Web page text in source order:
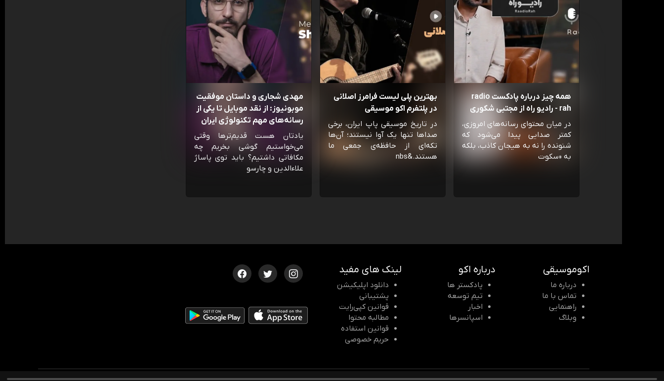
همه چیز درباره پادکست radio
rah - رادیو راه از مجتبی شکوری
در میان محتوای رسانه‌های امروزی،
کمتر صدایی پیدا می‌شود که
شنونده را نه به هیجان کاذب، بلکه
به «سکوت
بهترین پلی لیست فرامرز اصلانی
در پلتفرم اکو موسیقی
در تاریخ موسیقی پاپ ایران، برخی
صداها تنها یک آوا نیستند؛ آن‌ها
تکه‌ای از حافظه‌ی جمعی ما
هستند.&nbs
مهدی شجاری و داستان موفقیت
موبونیوز: از نقد موبایل تا یکی از
رسانه‌‌های مهم تکنولوژی ایران
یادتان هست قدیم‌ترها وقتی
می‌خواستیم گوشی بخریم چه
مکافاتی داشتیم؟ باید توی پاساژ
علاءالدین و چارسو
اکوموسیقی
درباره ما
تماس با ما
راهنمایی
وبلاگ
درباره اکو
پادکستر ها
تیم توسعه
اخبار
اسپانسرها
لینک های مفید
دانلود اپلیکیشن
پشتیبانی
قوانین کپی‌رایت
مطالبه محتوا
قوانین استفاده
حریم خصوصی